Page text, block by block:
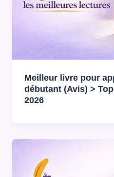
Meilleur livre pour
débutant (Avis) >
2026